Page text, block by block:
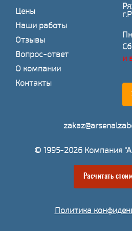
Цены
Наши работы
Отзывы
Вопрос-ответ
О компании
Контакты
и
© 1995-2026 Компания
Расчитать
Политика